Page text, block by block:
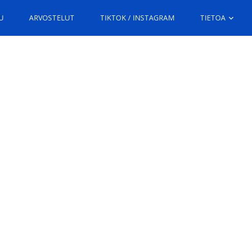
ARVOSTELUT TIKTOK / INSTAGRAM TIETOA